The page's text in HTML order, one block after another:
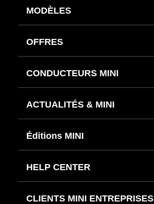
MODÈLES
OFFRES
CONDUCTEURS MINI
ACTUALITÉS & MINI
Éditions MINI
HELP CENTER
CLIENTS MINI ENTREPRISES